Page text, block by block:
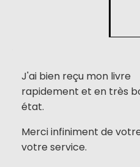
J'ai bien reçu mon livre
rapidement et en très
état.
Merci infiniment de
votre service.